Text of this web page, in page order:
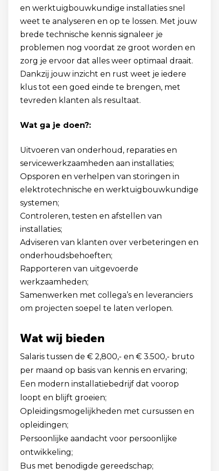
en werktuigbouwkundige installaties snel
weet te analyseren en op te lossen. Met jouw
brede technische kennis signaleer je
problemen nog voordat ze groot worden en
zorg je ervoor dat alles weer optimaal draait.
Dankzij jouw inzicht en rust weet je iedere
klus tot een goed einde te brengen, met
tevreden klanten als resultaat.
Wat ga je doen?:
Uitvoeren van onderhoud, reparaties en
servicewerkzaamheden aan installaties;
Opsporen en verhelpen van storingen in
elektrotechnische en werktuigbouwkundige
systemen;
Controleren, testen en afstellen van
installaties;
Adviseren van klanten over verbeteringen en
onderhoudsbehoeften;
Rapporteren van uitgevoerde
werkzaamheden;
Samenwerken met collega’s en leveranciers
om projecten soepel te laten verlopen.
Wat wij bieden
Salaris tussen de € 2,800,- en € 3.500,- bruto
per maand op basis van kennis en ervaring;
Een modern installatiebedrijf dat voorop
loopt en blijft groeien;
Opleidingsmogelijkheden met cursussen en
opleidingen;
Persoonlijke aandacht voor persoonlijke
ontwikkeling;
Bus met benodigde gereedschap;